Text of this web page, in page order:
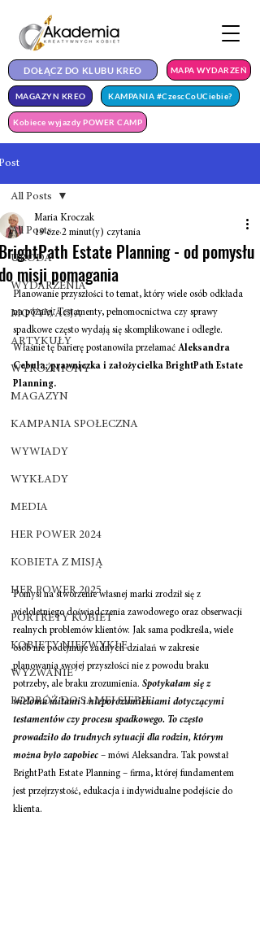
DOŁĄCZ DO KLUBU KREO
MAGAZYN KREO KAMPANIA #CzescCoUCiebie?
Kobiece wyjazdy POWER CAMP
MAPA WYDARZEŃ
All Posts
URODA
WYDARZENIA
MOTYWACJA
ARTYKUŁY
WYRÓŻNIONY
MAGAZYN
KAMPANIA SPOŁECZNA
WYWIADY
WYKŁADY
MEDIA
HER POWER 2024
KOBIETA Z MISJĄ
HER POWER 2025
PORTRETY KOBIET
KOBIETY NIEZWYKŁE
WYZWANIE
PODRÓŻ DO SAMEJ SIEBIE
All Posts
Estate Planning - od pomysłu
misji pomagania
Maria Kroczak
19 cze 2 minut(y) czytania
Planowanie przyszłości to temat, który wiele osób odkłada
na później. Testamenty, pełnomocnictwa czy sprawy
spadkowe często wydają się skomplikowane i odległe.
Właśnie tę barierę postanowiła przełamać Aleksandra
Cebula, prawniczka i założycielka BrightPath Estate
Planning.
Pomysł na stworzenie własnej marki zrodził się z
wieloletniego doświadczenia zawodowego oraz obserwacji
realnych problemów klientów. Jak sama podkreśla, wiele
osób nie podejmuje żadnych działań w zakresie
planowania swojej przyszłości nie z powodu braku
potrzeby, ale braku zrozumienia. Spotykałam się z
wieloma mitami i nieporozumieniami dotyczącymi
testamentów czy procesu spadkowego. To często
prowadziło do trudnych sytuacji dla rodzin, którym
można było zapobiec – mówi Aleksandra. Tak powstał
BrightPath Estate Planning – firma, której fundamentem
jest przejrzystość, edukacja i indywidualne podejście do
klienta.